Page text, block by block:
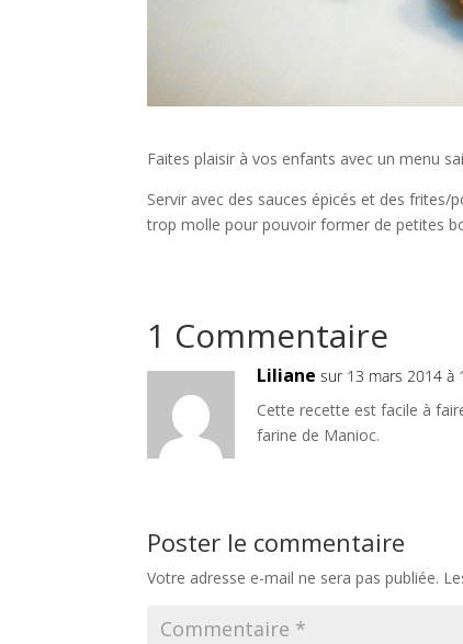
Faites plaisir à vos enfants avec un menu
Servir avec des sauces épicés et des
trop molle pour pouvoir former de petites
1 Commentaire
Liliane sur 13 mars 2014 à
Cette recette est facile à
farine de Manioc.
Poster le commentaire
Votre adresse e-mail ne sera pas publiée.